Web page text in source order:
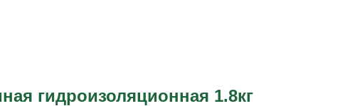
гидроизоляционная 1.8кг